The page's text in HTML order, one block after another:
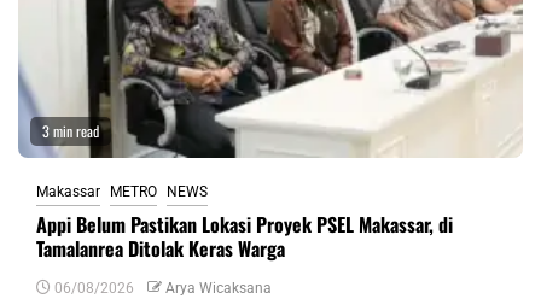
3 min read
Makassar METRO NEWS
Appi Belum Pastikan Lokasi Proyek PSEL Makassar, di
Tamalanrea Ditolak Keras Warga
06/08/2026 Arya Wicaksana